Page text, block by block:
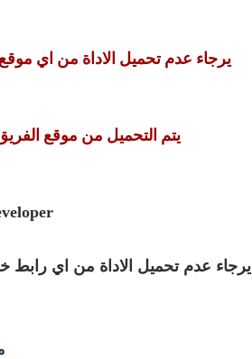
يرجاء عدم تحميل الاداة من اي
يتم التحميل من موقع
يرجاء عدم تحميل الاداة من اي رابط